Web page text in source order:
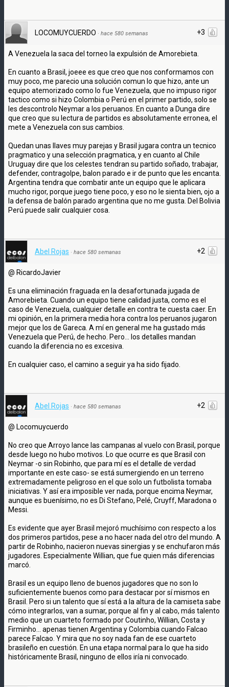
+3
LOCOMUYCUERDO · hace 580 semanas
A Venezuela la saca del torneo la expulsión de Amorebieta.
En cuanto a Brasil, joeee es que creo que nos conformamos con
muy poco, me parecio una solución comun lo que hizo, ante un
equipo atemorizado como lo fue Venezuela, que no impuso rigor
tactico como si hizo Colombia o Perú en el primer partido, solo se
les descontrolo Neymar a los peruanos. En cuanto a Dunga dire
que creo que su lectura de partidos es absolutamente erronea, el
mete a Venezuela con sus cambios.
Quedan unas llaves muy parejas y Brasil jugara contra un tecnico
pragmatico y una selección pragmatica, y en cuanto al Chile
Uruguay dire que los celestes tendran su partido soñado, trabajar,
defender, contragolpe, balon parado e ir de punto que les encanta.
Argentina tendra que combatir ante un equipo que le aplicara
mucho rigor, porque juego tiene poco, y eso no le sienta bien, ojo a
la defensa de balón parado argentina que no me gusta. Del Bolivia
Perú puede salir cualquier cosa.
+2
Abel Rojas · hace 580 semanas
@ RicardoJavier
Es una eliminación fraguada en la desafortunada jugada de
Amorebieta. Cuando un equipo tiene calidad justa, como es el
caso de Venezuela, cualquier detalle en contra te cuesta caer. En
mi opinión, en la primera media hora contra los peruanos jugaron
mejor que los de Gareca. A mí en general me ha gustado más
Venezuela que Perú, de hecho. Pero... los detalles mandan
cuando la diferencia no es excesiva.
En cualquier caso, el camino a seguir ya ha sido fijado.
+2
Abel Rojas · hace 580 semanas
@ Locomuycuerdo
No creo que Arroyo lance las campanas al vuelo con Brasil, porque
desde luego no hubo motivos. Lo que ocurre es que Brasil con
Neymar -o sin Robinho, que para mí es el detalle de verdad
importante en este caso- se está sumergiendo en un terreno
extremadamente peligroso en el que solo un futbolista tomaba
iniciativas. Y así era imposible ver nada, porque encima Neymar,
aunque es buenísimo, no es Di Stefano, Pelé, Cruyff, Maradona o
Messi.
Es evidente que ayer Brasil mejoró muchísimo con respecto a los
dos primeros partidos, pese a no hacer nada del otro del mundo. A
partir de Robinho, nacieron nuevas sinergias y se enchufaron más
jugadores. Especialmente Willian, que fue quien más diferencias
marcó.
Brasil es un equipo lleno de buenos jugadores que no son lo
suficientemente buenos como para destacar por sí mismos en
Brasil. Pero si un talento que sí está a la altura de la camiseta sabe
cómo integrarlos, van a sumar, porque al fin y al cabo, más talento
medio que un cuarteto formado por Coutinho, Willian, Costa y
Firminho... apenas tienen Argentina y Colombia cuando Falcao
parece Falcao. Y mira que no soy nada fan de ese cuarteto
brasileño en cuestión. En una etapa normal para lo que ha sido
históricamente Brasil, ninguno de ellos iría ni convocado.